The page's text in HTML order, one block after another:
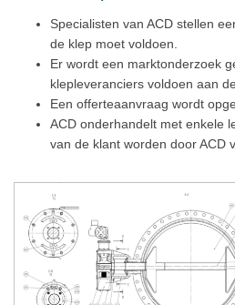
Specialisten van ACD stellen
de klep moet voldoen.
Er wordt een marktonderzoek
klepleveranciers voldoen aan
Een offerteaanvraag wordt
ACD onderhandelt met enkele
van de klant worden door ACD